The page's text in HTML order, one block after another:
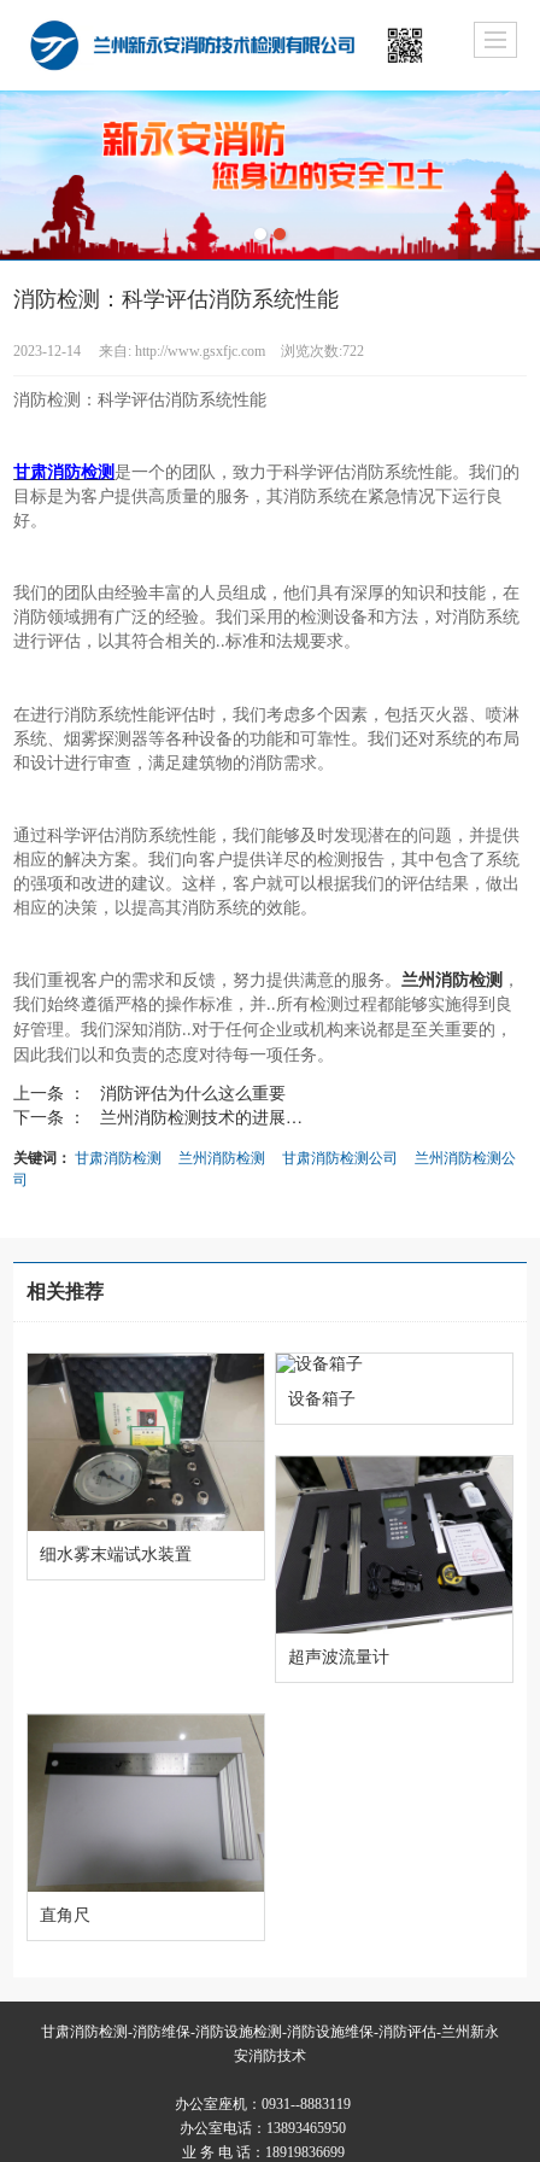
消防检测：科学评估消防系统性能
2023-12-14 来自:http://www.gsxfjc.com 浏览次数:722
消防检测：科学评估消防系统性能
甘肃消防检测是一个的团队，致力于科学评估消防系统性能。我们的
目标是为客户提供高质量的服务，其消防系统在紧急情况下运行良
好。
我们的团队由经验丰富的人员组成，他们具有深厚的知识和技能，在
消防领域拥有广泛的经验。我们采用的检测设备和方法，对消防系统
进行评估，以其符合相关的..标准和法规要求。
在进行消防系统性能评估时，我们考虑多个因素，包括灭火器、喷淋
系统、烟雾探测器等各种设备的功能和可靠性。我们还对系统的布局
和设计进行审查，满足建筑物的消防需求。
通过科学评估消防系统性能，我们能够及时发现潜在的问题，并提供
相应的解决方案。我们向客户提供详尽的检测报告，其中包含了系统
的强项和改进的建议。这样，客户就可以根据我们的评估结果，做出
相应的决策，以提高其消防系统的效能。
我们重视客户的需求和反馈，努力提供满意的服务。兰州消防检测 ，
我们始终遵循严格的操作标准，并..所有检测过程都能够实施得到良
好管理。我们深知消防..对于任何企业或机构来说都是至关重要的，
因此我们以和负责的态度对待每一项任务。
上一条 ：
消防评估为什么这么重要
下一条 ：
兰州消防检测技术的进展与...
关键词：甘肃消防检测 兰州消防检测 甘肃消防检测公司
兰州消防检测公
司
相关推荐
细水雾末端试水装置
设备箱子
超声波流量计
直角尺
甘肃消防检测-消防维保-消防设施检测-消防设施维保-消防评估-兰州新永
安消防技术
办公室座机：0931--8883119
办公室电话：13893465950
业 务 电 话：18919836699